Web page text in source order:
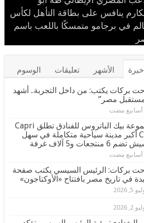
ينافس على بطاقة التأهل لكأس
في برجامو متمسكًا باللعب باسم
لقاء ودي حاشد بمنشية القناطر
قيادات القبائل والعائلات
المصري.. طه أبو المكارم يحسم
مواجهته الـ 66 في مسيرته بالتعادل أمام
إيران
حشاد وإبراهيم حشاد يخطفان
بتصميم عالمي ارتدته سلمى
في مهرجان كان
«اقرأ النموذجية بجزيرة
شطورة» تحتفل بتخريج الدفعة الـ11
المستقبل
الأشهر تعليقات الوسوم
بركات يكتب: من داخل التجربة.. أشهد
مصر”
مجموعة بيك الباتروس للفنادق تطلق Capri
City أكبر مدينة سياحية متكاملة في سهل
6 منتجعات و5 آلاف غرفة
بركات: الرئيس السيسي يكتب صفحة
في تاريخ مصر بافتتاح «الأوكتاجون»
5, 2026
2, 2026